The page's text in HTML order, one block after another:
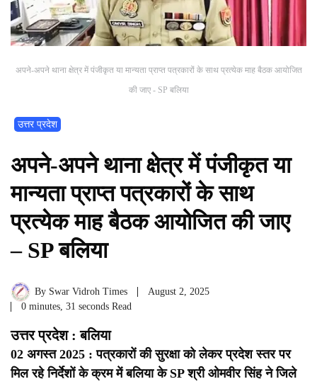
अपने-अपने थाना क्षेत्र में पंजीकृत या मान्यता प्राप्त पत्रकारों के साथ प्रत्येक माह बैठक आयोजित
की जाए - SP बलिया
उत्तर प्रदेश
अपने-अपने थाना क्षेत्र में पंजीकृत या
मान्यता प्राप्त पत्रकारों के साथ
प्रत्येक माह बैठक आयोजित की जाए
– SP बलिया
By Swar Vidroh Times
August 2, 2025
0 minutes, 31 seconds Read
उत्तर प्रदेश : बलिया
02 अगस्त 2025 : पत्रकारों की सुरक्षा को लेकर प्रदेश स्तर पर
मिल रहे निर्देशों के क्रम में बलिया के SP श्री ओमवीर सिंह ने जिले